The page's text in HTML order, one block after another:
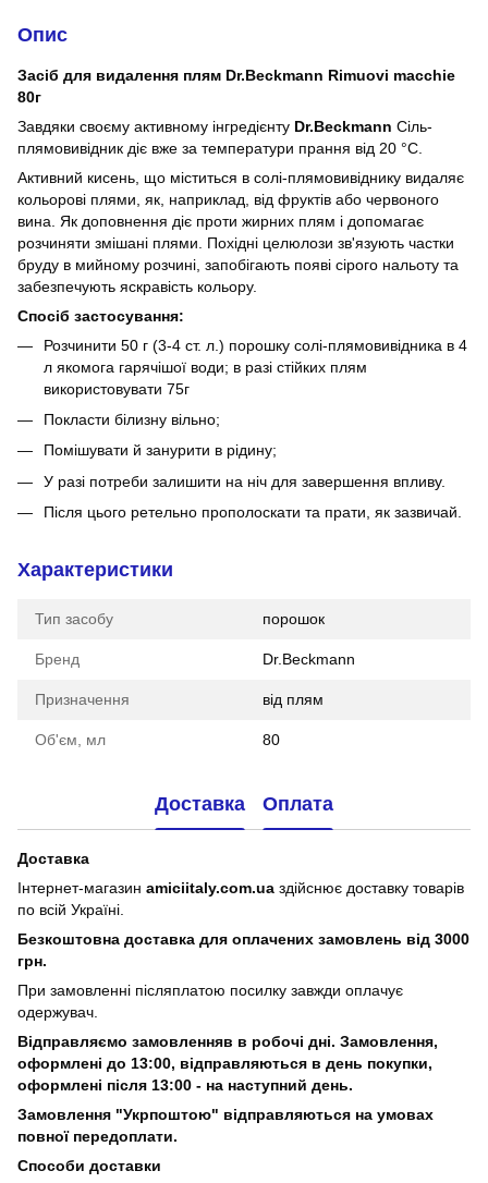
Опис
Засіб для видалення плям Dr.Beckmann Rimuovi macchie
80г
Завдяки своєму активному інгредієнту Dr.Beckmann Сіль-
плямовивідник діє вже за температури прання від 20 °C.
Активний кисень, що міститься в солі-плямовивіднику видаляє
кольорові плями, як, наприклад, від фруктів або червоного
вина. Як доповнення діє проти жирних плям і допомагає
розчиняти змішані плями. Похідні целюлози зв'язують частки
бруду в мийному розчині, запобігають появі сірого нальоту та
забезпечують яскравість кольору.
Спосіб застосування:
Розчинити 50 г (3-4 ст. л.) порошку солі-плямовивідника в 4
л якомога гарячішої води; в разі стійких плям
використовувати 75г
Покласти білизну вільно;
Помішувати й занурити в рідину;
У разі потреби залишити на ніч для завершення впливу.
Після цього ретельно прополоскати та прати, як зазвичай.
Характеристики
Тип засобу порошок
Бренд Dr.Beckmann
Призначення від плям
Об'єм, мл 80
Доставка Оплата
Доставка
Інтернет-магазин amiciitaly.com.ua здійснює доставку товарів
по всій Україні.
Безкоштовна доставка для оплачених замовлень від 3000
грн.
При замовленні післяплатою посилку завжди оплачує
одержувач.
Відправляємо замовленняв в робочі дні. Замовлення,
оформлені до 13:00, відправляються в день покупки,
оформлені після 13:00 - на наступний день.
Замовлення "Укрпоштою" відправляються на умовах
повної передоплати.
Способи доставки